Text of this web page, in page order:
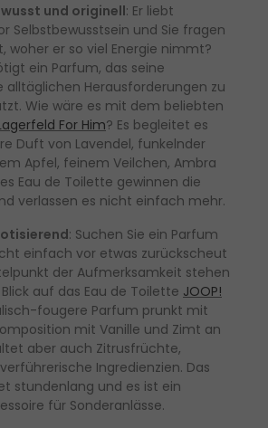
und originell: Er liebt
Selbstbewusstsein und Sie fragen
woher er so viel Energie nimmt?
ein Parfum, das seine
alltäglichen Herausforderungen zu
Wie wäre es mit dem beliebten
For Him? Es begleitet es
Duft von Lavendel, funkelnder
Apfel, feinem Veilchen, Ambra
Eau de Toilette gewinnen die
verlassen es nicht einfach mehr.
: Suchen Sie ein Parfum
einfach vor etwas zurückscheut
der Aufmerksamkeit stehen
auf das Eau de Toilette JOOP!
fougere Parfum prunkt mit
mit Vanille und Zimt an
aber auch Zitrusfrüchte,
Ingredienzien. Das
stundenlang und es ist ein
für Sonderanlässe.